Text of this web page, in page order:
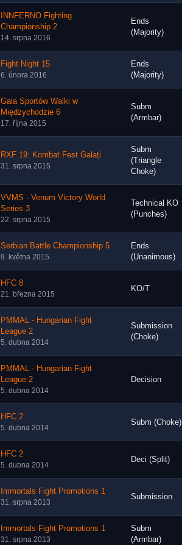
INNFERNO Fighting
Championship 2
14. srpna 2016
Ends
(Majority)
Fight Night 15
6. února 2016
Ends
(Majority)
Gala Sportów Walki w
Międzychodzie 6
17. října 2015
Subm
(Armbar)
RXF 19: Kombat Fest Galați
31. srpna 2015
Subm
(Triangle
Choke)
VVMS - Venum Victory World
Series 3
22. srpna 2015
Technical KO
(Punches)
Serbian Battle Championship 5
9. května 2015
Ends
(Unanimous)
HFC 8
21. března 2015
KO/T
PMMAL - Hungarian Fight
League 2
5. dubna 2014
Submission
(Choke)
PMMAL - Hungarian Fight
League 2
5. dubna 2014
Decision
HFC 2
5. dubna 2014
Subm (Choke)
HFC 2
5. dubna 2014
Deci (Split)
Immortals Fight Promotions 1
31. srpna 2013
Submission
Immortals Fight Promotions 1
31. srpna 2013
Subm
(Armbar)